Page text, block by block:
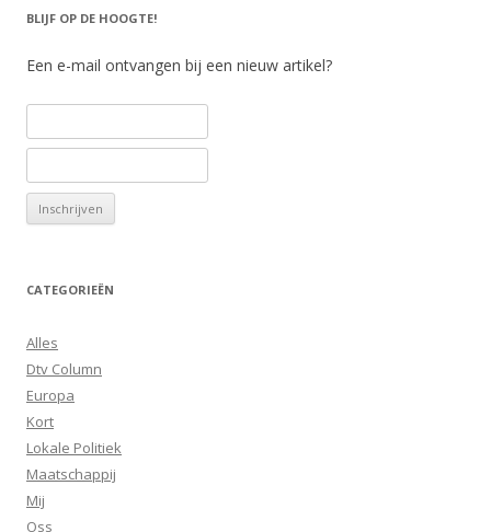
BLIJF OP DE HOOGTE!
Een e-mail ontvangen bij een nieuw artikel?
CATEGORIEËN
Alles
Dtv Column
Europa
Kort
Lokale Politiek
Maatschappij
Mij
Oss